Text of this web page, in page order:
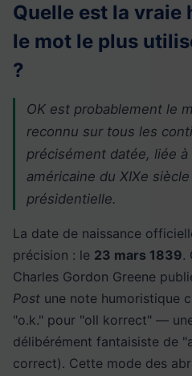
Quelle est la
le mot le plus
?
OK est probablement le
reconnu sur tous les
précisément datée, liée
américaine du XIXe
présidentielle.
La date de naissance
précision : le 23 mars 1839.
Charles Gordon Greene
Post une note humoristique
"o.k." pour "oll korrect" —
délibérément fantaisiste de
correct). Cette mode des